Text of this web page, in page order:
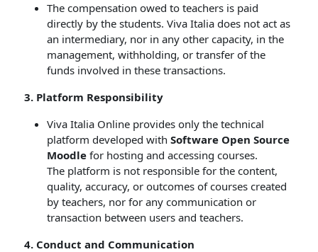
The compensation owed to teachers is paid
directly by the students. Viva Italia does not act as
an intermediary, nor in any other capacity, in the
management, withholding, or transfer of the
funds involved in these transactions.
3. Platform Responsibility
Viva Italia Online provides only the technical
platform developed withSoftware Open Source
Moodlefor hosting and accessing courses.
The platform is not responsible for the content,
quality, accuracy, or outcomes of courses created
by teachers, nor for any communication or
transaction between users and teachers.
4. Conduct and Communication